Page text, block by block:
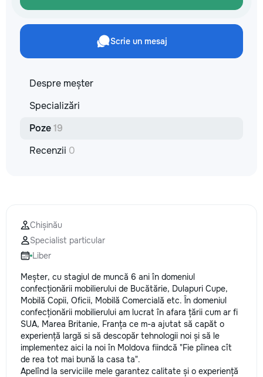
Scrie un mesaj
Despre meșter
Specializări
Poze19
Recenzii 0
Chișinău
Specialist particular
Liber
Meșter, cu stagiul de muncă 6 ani în domeniul
confecționării mobilierului de Bucătărie, Dulapuri Cupe,
Mobilă Copii, Oficii, Mobilă Comercială etc. În domeniul
confecționării mobilierului am lucrat în afara țării cum ar fi
SUA, Marea Britanie, Franța ce m-a ajutat să capăt o
experiență largă si să descopăr tehnologii noi și să le
implementez aici la noi în Moldova fiindcă "Fie pîinea cît
de rea tot mai bună la casa ta".
Apelînd la serviciile mele garantez calitate și o experiență